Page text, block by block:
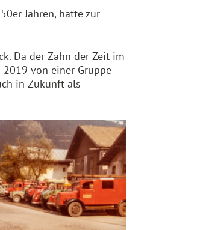
Jahren, hatte zur
Da der Zahn der Zeit im
von einer Gruppe
in Zukunft als
Einsatzfahrzeuge
Feuerwehr Maishofen
vor traditionellen